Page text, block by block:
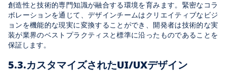
創造性と技術的専門知識が融合する環境を育みます。緊密なコラ
ボレーションを通じて、デザインチームはクリエイティブなビジ
ョンを機能的な現実に変換することができ、開発者は技術的な実
装が業界のベストプラクティスと標準に沿ったものであることを
保証します。
5.3.カスタマイズされたUI/UXデザイン